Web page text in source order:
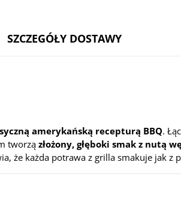
SZCZEGÓŁY DOSTAWY
amerykańską recepturą BBQ.
tworzą złożony, głęboki smak z nutą
że każda potrawa z grilla smakuje jak z